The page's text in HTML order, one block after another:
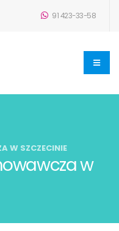
91 423-33-58
w
W SZCZECINIE